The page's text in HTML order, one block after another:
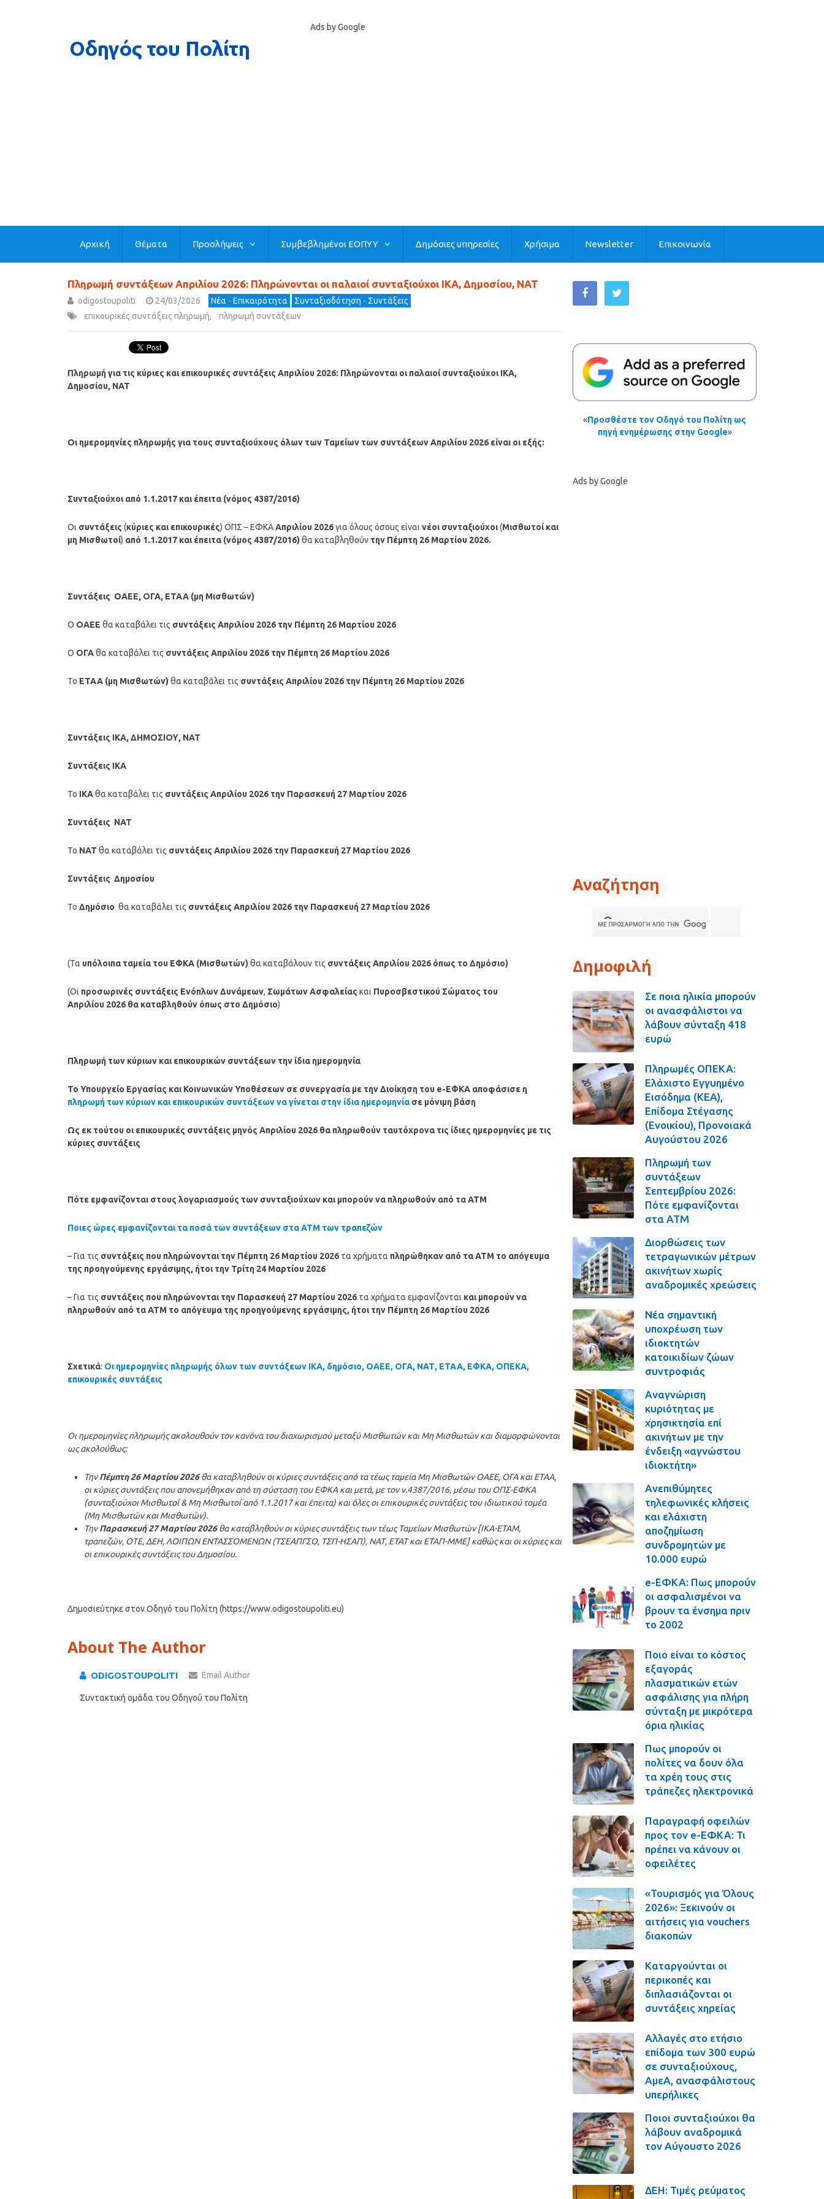
Ads by Google
Αρχική Θέματα Προσλήψεις Συμβεβλημένοι ΕΟΠΥΥ Δημόσιες υπηρεσίες Χρήσιμα Newsletter Επικοινωνία
Πληρωμή συντάξεων Απριλίου 2026: Πληρώνονται οι παλαιοί συνταξιούχοι ΙΚΑ, Δημοσίου, ΝΑΤ
odigostoupoliti 24/03/2026 Νέα - Επικαιρότητα
Συνταξιοδότηση - Συντάξεις
επικουρικές συντάξεις πληρωμή, πληρωμή συντάξεων
Πληρωμή για τις κύριες και επικουρικές συντάξεις Απριλίου 2026: Πληρώνονται οι παλαιοί συνταξιούχοι ΙΚΑ,
Δημοσίου, ΝΑΤ
Οι ημερομηνίες πληρωμής για τους συνταξιούχους όλων των Ταμείων των συντάξεωνΑπριλίου 2026 είναι οι εξής:
Συνταξιούχοι από 1.1.2017 και έπειτα (νόμος 4387/2016)
Οι συντάξεις (κύριες και επικουρικές) ΟΠΣ – ΕΦΚΑΑπριλίου 2026για όλους όσους είναι νέοι συνταξιούχοι(Μισθωτοί και
μη Μισθωτοί) από 1.1.2017 και έπειτα (νόμος 4387/2016) θα καταβληθούν την Πέμπτη 26 Μαρτίου 2026.
Συντάξεις ΟΑΕΕ, ΟΓΑ, ΕΤΑΑ (μη Μισθωτών)
Ο ΟΑΕΕ θα καταβάλει τις συντάξεις Απριλίου 2026 την Πέμπτη 26 Μαρτίου 2026
Ο ΟΓΑθα καταβάλει τις συντάξεις Απριλίου 2026 την Πέμπτη 26 Μαρτίου 2026
Το ΕΤΑΑ (μη Μισθωτών) θα καταβάλει τις συντάξεις Απριλίου 2026 την Πέμπτη 26 Μαρτίου 2026
Συντάξεις ΙΚΑ, ΔΗΜΟΣΙΟΥ, ΝΑΤ
Συντάξεις ΙΚΑ
Το ΙΚΑθα καταβάλει τις συντάξεις Απριλίου 2026 την Παρασκευή 27 Μαρτίου 2026
Συντάξεις ΝΑΤ
Το ΝΑΤ θα καταβάλει τις συντάξεις Απριλίου 2026 την Παρασκευή 27 Μαρτίου 2026
Συντάξεις Δημοσίου
Το Δημόσιο θα καταβάλει τις συντάξεις Απριλίου 2026 την Παρασκευή 27 Μαρτίου 2026
(Τα υπόλοιπα ταμεία του ΕΦΚΑ (Μισθωτών) θα καταβάλουν τις συντάξεις Απριλίου 2026 όπως το Δημόσιο)
(Οι προσωρινές συντάξεις Ενόπλων Δυνάμεων, Σωμάτων Ασφαλείας και Πυροσβεστικού Σώματος του
Απριλίου 2026 θα καταβληθούν όπως στο Δημόσιο)
Πληρωμή των κύριων και επικουρικών συντάξεων την ίδια ημερομηνία
Το Υπουργείο Εργασίας και Κοινωνικών Υποθέσεων σε συνεργασία με την Διοίκηση του e-ΕΦΚΑ αποφάσισε η
πληρωμή των κύριων και επικουρικών συντάξεων να γίνεται στην ίδια ημερομηνία σε μόνιμη βάση
Ως εκ τούτου οι επικουρικές συντάξεις μηνός Απριλίου 2026 θα πληρωθούν ταυτόχρονα τις ίδιες ημερομηνίες με τις
κύριες συντάξεις
Πότε εμφανίζονται στους λογαριασμούς των συνταξιούχων και μπορούν να πληρωθούν από τα ΑΤΜ
Ποιες ώρες εμφανίζονται τα ποσά των συντάξεων στα ΑΤΜ των τραπεζών
– Για τις συντάξεις που πληρώνονται την Πέμπτη 26 Μαρτίου 2026 τα χρήματα πληρώθηκαν από τα ΑΤΜ το απόγευμα
της προηγούμενης εργάσιμης, ήτοι την Τρίτη 24 Μαρτίου 2026
– Για τις συντάξεις που πληρώνονται την Παρασκευή 27 Μαρτίου 2026 τα χρήματα εμφανίζονται και μπορούν να
πληρωθούν από τα ΑΤΜ το απόγευμα της προηγούμενης εργάσιμης, ήτοι την Πέμπτη 26 Μαρτίου 2026
Σχετικά: Οι ημερομηνίες πληρωμής όλων των συντάξεων ΙΚΑ, δημόσιο, ΟΑΕΕ, ΟΓΑ, ΝΑΤ, ΕΤΑΑ, ΕΦΚΑ, ΟΠΕΚΑ,
επικουρικές συντάξεις
Οι ημερομηνίες πληρωμής ακολουθούν τον κανόνα του διαχωρισμού μεταξύ Μισθωτών και Μη Μισθωτών και διαμορφώνονται
ως ακολούθως:
ΤηνΠέμπτη 26 Μαρτίου 2026θα καταβληθούν οι κύριες συντάξεις από τα τέως ταμεία Μη Μισθωτών ΟΑΕΕ, ΟΓΑ και ΕΤΑΑ,
οι κύριες συντάξεις που απονεμήθηκαν από τη σύσταση του ΕΦΚΑ και μετά, με τον ν.4387/2016, μέσω του ΟΠΣ-ΕΦΚΑ
(συνταξιούχοι Μισθωτοί & Μη Μισθωτοί από 1.1.2017 και έπειτα) και όλες οι επικουρικές συντάξεις του ιδιωτικού τομέα
(Μη Μισθωτών και Μισθωτών).
ΤηνΠαρασκευή 27 Μαρτίου 2026θα καταβληθούν οι κύριες συντάξεις των τέως Ταμείων Μισθωτών [ΙΚΑ-ΕΤΑΜ,
τραπεζών, ΟΤΕ, ΔΕΗ, ΛΟΙΠΩΝ ΕΝΤΑΣΣΟΜΕΝΩΝ (ΤΣΕΑΠΓΣΟ, ΤΣΠ-ΗΣΑΠ), ΝΑΤ, ΕΤΑΤ και ΕΤΑΠ-ΜΜΕ] καθώς και οι κύριες και
οι επικουρικές συντάξεις του Δημοσίου.
Δημοσιεύτηκε στον Οδηγό του Πολίτη (https://www.odigostoupoliti.eu)
About The Author
ODIGOSTOUPOLITI Email Author
Συντακτική ομάδα του Οδηγού του Πολίτη
«Προσθέστε τον Οδηγό του Πολίτη ως
πηγή ενημέρωσης στην Google»
Ads by Google
Αναζήτηση
Δημοφιλή
Σε ποια ηλικία μπορούν
οι ανασφάλιστοι να
λάβουν σύνταξη 418
ευρώ
Πληρωμές ΟΠΕΚΑ:
Ελάχιστο Εγγυημένο
Εισόδημα (ΚΕΑ),
Επίδομα Στέγασης
(Ενοικίου), Προνοιακά
Αυγούστου 2026
Πληρωμή των
συντάξεων
Σεπτεμβρίου 2026:
Πότε εμφανίζονται
στα ΑΤΜ
Διορθώσεις των
τετραγωνικών μέτρων
ακινήτων χωρίς
αναδρομικές χρεώσεις
Νέα σημαντική
υποχρέωση των
ιδιοκτητών
κατοικιδίων ζώων
συντροφιάς
Αναγνώριση
κυριότητας με
χρησικτησία επί
ακινήτων με την
ένδειξη «αγνώστου
ιδιοκτήτη»
Ανεπιθύμητες
τηλεφωνικές κλήσεις
και ελάχιστη
αποζημίωση
συνδρομητών με
10.000 ευρώ
e-ΕΦΚΑ: Πως μπορούν
οι ασφαλισμένοι να
βρουν τα ένσημα πριν
το 2002
Ποιο είναι το κόστος
εξαγοράς
πλασματικών ετών
ασφάλισης για πλήρη
σύνταξη με μικρότερα
όρια ηλικίας
Πως μπορούν οι
πολίτες να δουν όλα
τα χρέη τους στις
τράπεζες ηλεκτρονικά
Παραγραφή οφειλών
προς τον e-ΕΦΚΑ: Τι
πρέπει να κάνουν οι
οφειλέτες
«Τουρισμός για Όλους
2026»: Ξεκινούν οι
αιτήσεις για vouchers
διακοπών
Καταργούνται οι
περικοπές και
διπλασιάζονται οι
συντάξεις χηρείας
Αλλαγές στο ετήσιο
επίδομα των 300 ευρώ
σε συνταξιούχους,
ΑμεΑ, ανασφάλιστους
υπερήλικες
Ποιοι συνταξιούχοι θα
λάβουν αναδρομικά
τον Αύγουστο 2026
ΔΕΗ: Τιμές ρεύματος